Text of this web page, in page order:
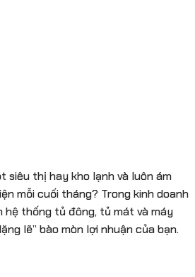
siêu thị hay kho lạnh và luôn ám
mỗi cuối tháng? Trong kinh doanh
hệ thống tủ đông, tủ mát và máy
lẽ” bào mòn lợi nhuận của bạn.